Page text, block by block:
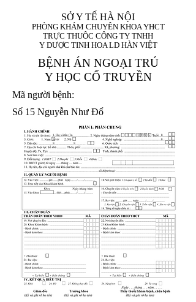
SỞ Y TẾ HÀ NỘI
PHÒNG KHÁM CHUYÊN KHOA YHCT
TRỰC THUỘC CÔNG TY TNHH
Y DƯỢC TINH HOA LD HÀN VIỆT
BỆNH ÁN NGOẠI TRÚ
Y HỌC CỔ TRUYỀN
Mã người bệnh:
Số 15 Nguyễn Như Đổ
1. Họ và tên (In
hoa):
1 9 9 5
8
8
X
X